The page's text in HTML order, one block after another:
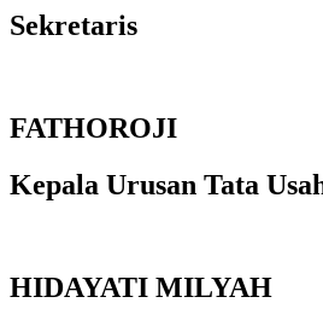
Sekretaris
FATHOROJI
Kepala Urusan Tata
HIDAYATI MILYAH